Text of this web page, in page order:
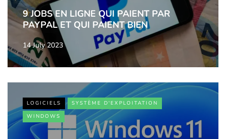
9 JOBS EN LIGNE QUI PAIENT PAR
PAYPAL ET QUI PAIENT BIEN
14 July 2023
LOGICIELS
SYSTÈME D'EXPLOITATION
WINDOWS